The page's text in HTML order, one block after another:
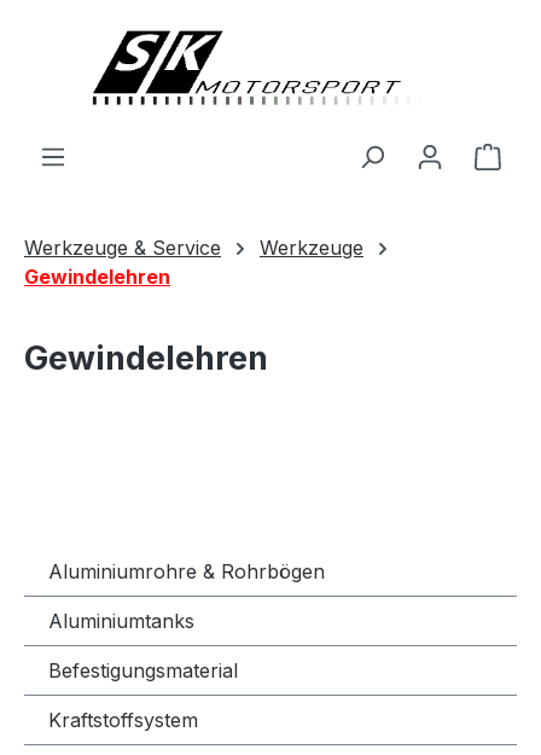
Werkzeuge & Service
Werkzeuge
Gewindelehren
Gewindelehren
Aluminiumrohre & Rohrbögen
Aluminiumtanks
Befestigungsmaterial
Kraftstoffsystem